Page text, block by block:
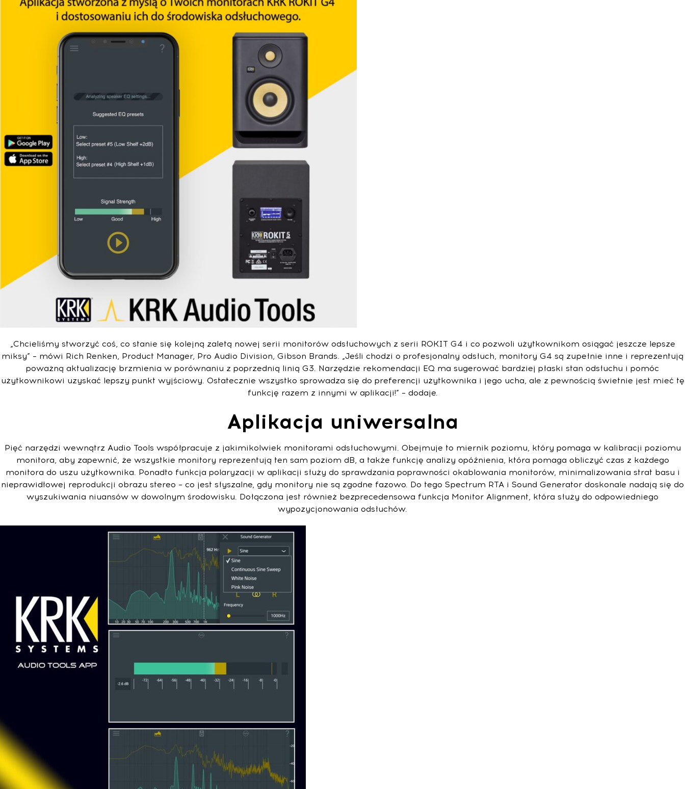
„Chcieliśmy stworzyć coś, co stanie się kolejną zaletą nowej serii monitorów odsłuchowych z serii ROKIT G4 i co pozwoli użytkownikom osiągać jeszcze lepsze
miksy” – mówi Rich Renken, Product Manager, Pro Audio Division, Gibson Brands. „Jeśli chodzi o profesjonalny odsłuch, monitory G4 są zupełnie inne i reprezentują
poważną aktualizację brzmienia w porównaniu z poprzednią linią G3. Narzędzie rekomendacji EQ ma sugerować bardziej płaski stan odsłuchu i pomóc
użytkownikowi uzyskać lepszy punkt wyjściowy. Ostatecznie wszystko sprowadza się do preferencji użytkownika i jego ucha, ale z pewnością świetnie jest mieć tę
funkcję razem z innymi w aplikacji!” – dodaje.
Aplikacja uniwersalna
Pięć narzędzi wewnątrz Audio Tools współpracuje z jakimikolwiek monitorami odsłuchowymi. Obejmuje to miernik poziomu, który pomaga w kalibracji poziomu
monitora, aby zapewnić, że wszystkie monitory reprezentują ten sam poziom dB, a także funkcję analizy opóźnienia, która pomaga obliczyć czas z każdego
monitora do uszu użytkownika. Ponadto funkcja polaryzacji w aplikacji służy do sprawdzania poprawności okablowania monitorów, minimalizowania strat basu i
nieprawidłowej reprodukcji obrazu stereo – co jest słyszalne, gdy monitory nie są zgodne fazowo. Do tego Spectrum RTA i Sound Generator doskonale nadają się do
wyszukiwania niuansów w dowolnym środowisku. Dołączona jest również bezprecedensowa funkcja Monitor Alignment, która służy do odpowiedniego
wypozycjonowania odsłuchów.